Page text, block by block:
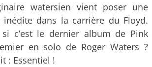
watersien vient poser une
inédite dans la carrière du Floyd.
c’est le dernier album de Pink
en solo de Roger Waters ?
: Essentiel !